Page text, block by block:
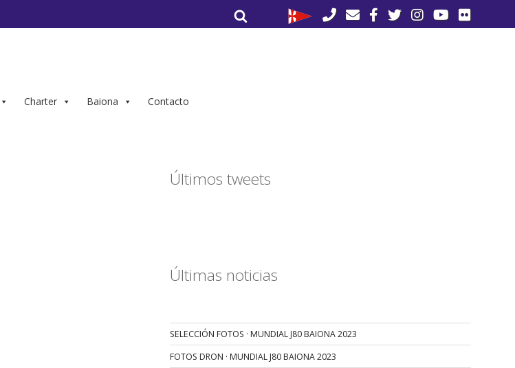
por:
Charter Baiona Contacto
Últimos tweets
Últimas noticias
SELECCIÓN FOTOS · MUNDIAL J80 BAIONA 2023
FOTOS DRON · MUNDIAL J80 BAIONA 2023